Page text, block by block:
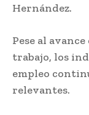
Hernández.
Pese al
trabajo, los
empleo
relevantes.